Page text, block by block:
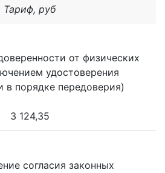
Тариф, руб
от физических
удостоверения
в порядке передоверия)
3 124,35
согласия законных